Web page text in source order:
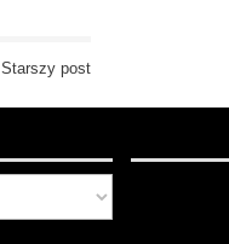
Starszy post